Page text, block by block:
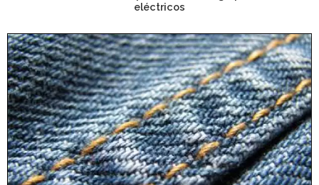
eléctricos